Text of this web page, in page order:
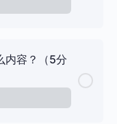
内容？（5分